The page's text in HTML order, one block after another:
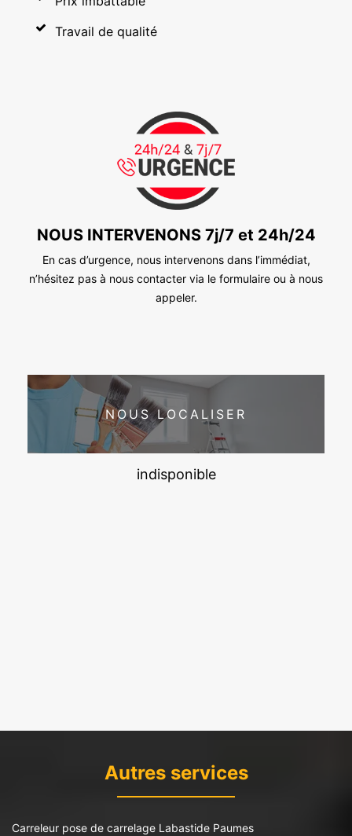
Travail de qualité
NOUS INTERVENONS 7j/7 et 24h/24
En cas d’urgence, nous intervenons dans l’immédiat,
n’hésitez pas à nous contacter via le formulaire ou à nous
appeler.
NOUS LOCALISER
indisponible
Autres services
Carreleur pose de carrelage Labastide Paumes